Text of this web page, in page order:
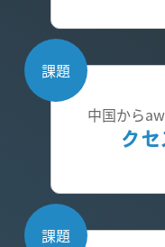
課題
中国から
ク
課題